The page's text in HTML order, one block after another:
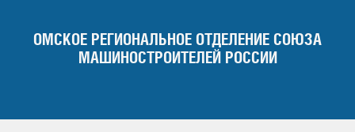
ОМСКОЕ РЕГИОНАЛЬНОЕ ОТДЕЛЕНИЕ СОЮЗА
МАШИНОСТРОИТЕЛЕЙ РОССИИ